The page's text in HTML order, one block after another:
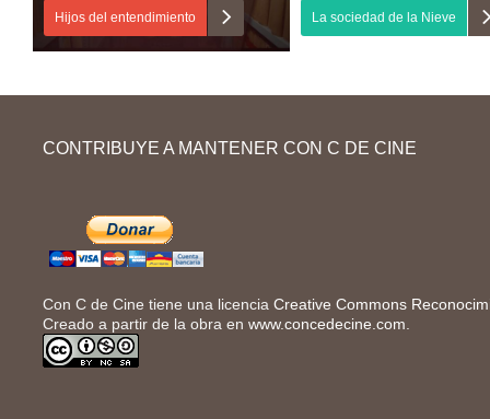
película en la que personas de...
compañeros. Después, vas a
Hijos del entendimiento
parejas de distintas ideologías pueden llegar a
La sociedad de la Nieve
accidente del vuelo 571 de la
CONTRIBUYE A MANTENER CON C DE CINE
Con C de Cine tiene una licenciaCreative Commons
Creado a partir de la obra enwww.concedecine.com